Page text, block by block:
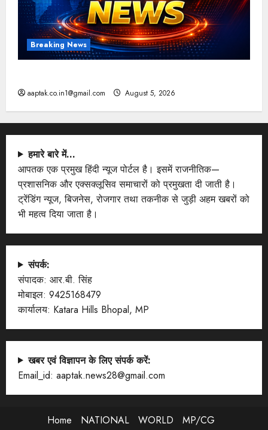
Breaking News
aaptak.co.in1@gmail.com August 5, 2026
हमारे बारे में…
आपतक एक प्रमुख हिंदी न्यूज पोर्टल है। इसमें राजनीतिक—
प्रशासनिक और एक्सक्लूसिव समाचारों को प्रमुखता दी जाती है।
ट्रेंडिंग न्यूज, बिजनेस, रोजगार तथा तकनीक से जुड़ी अहम खबरों को
भी महत्व दिया जाता है।
संपर्क:
संपादक: आर.बी. सिंह
मोबाइल: 9425168479
कार्यालय: Katara Hills Bhopal, MP
खबर एवं विज्ञापन के लिए संपर्क करें:
Email_id: aaptak.news28@gmail.com
Home NATIONAL WORLD
MP/CG